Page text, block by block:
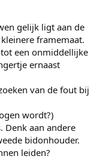
gelijk ligt aan de
framemaat.
een onmiddellijke
ernaast
van de fout bij
wordt?)
Denk aan andere
bidonhouder.
leiden?